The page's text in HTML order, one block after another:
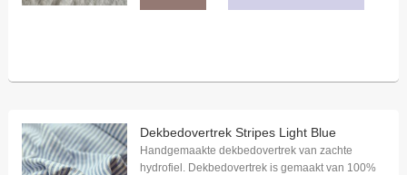
Dekbedovertrek Stripes Light Blue
Handgemaakte dekbedovertrek van zachte
hydrofiel. Dekbedovertrek is gemaakt van 100%